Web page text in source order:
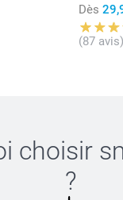
Dès
(87 avis)
choisir
?